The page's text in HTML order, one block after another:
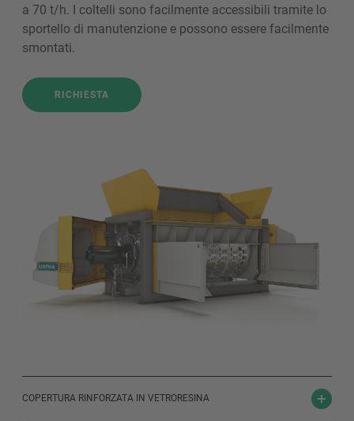
a 70 t/h. I coltelli sono facilmente accessibili tramite lo
sportello di manutenzione e possono essere facilmente
smontati.
RICHIESTA
COPERTURA RINFORZATA IN VETRORESINA